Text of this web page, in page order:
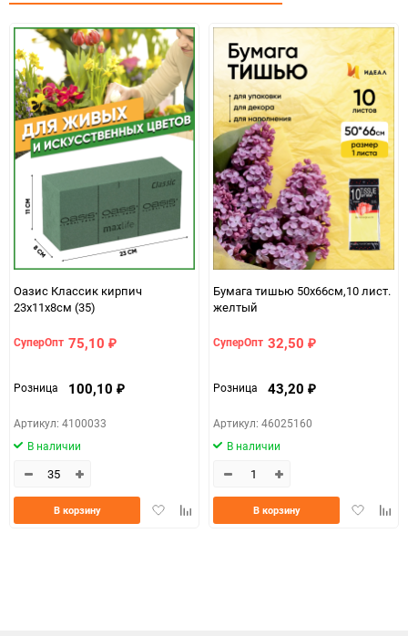
Минимальное количество
Количество в коробке 100
Единица измерения упак
Оазис Классик кирпич
23х11х8см (35)
СуперОпт 75,10 ₽
Розница 100,10 ₽
Артикул: 4100033
В наличии
ДобавитьДобавить
В корзину
Бумага тишью 50х66см,10 лист.
желтый
СуперОпт 32,50 ₽
Розница 43,20 ₽
Артикул: 46025160
В наличии
Добавить
В корзину